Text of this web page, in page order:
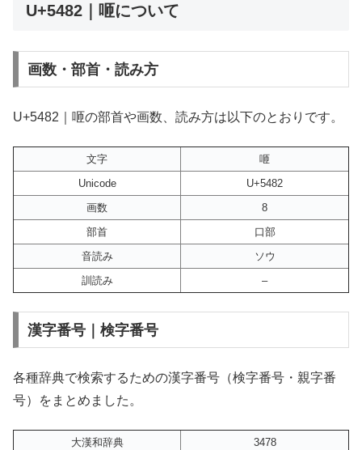
U+5482｜咂について
画数・部首・読み方
U+5482｜咂の部首や画数、読み方は以下のとおりです。
文字
咂
Unicode
U+5482
画数
8
部首
口部
音読み
ソウ
訓読み
–
漢字番号｜検字番号
各種辞典で検索するための漢字番号（検字番号・親字番
号）をまとめました。
大漢和辞典
3478